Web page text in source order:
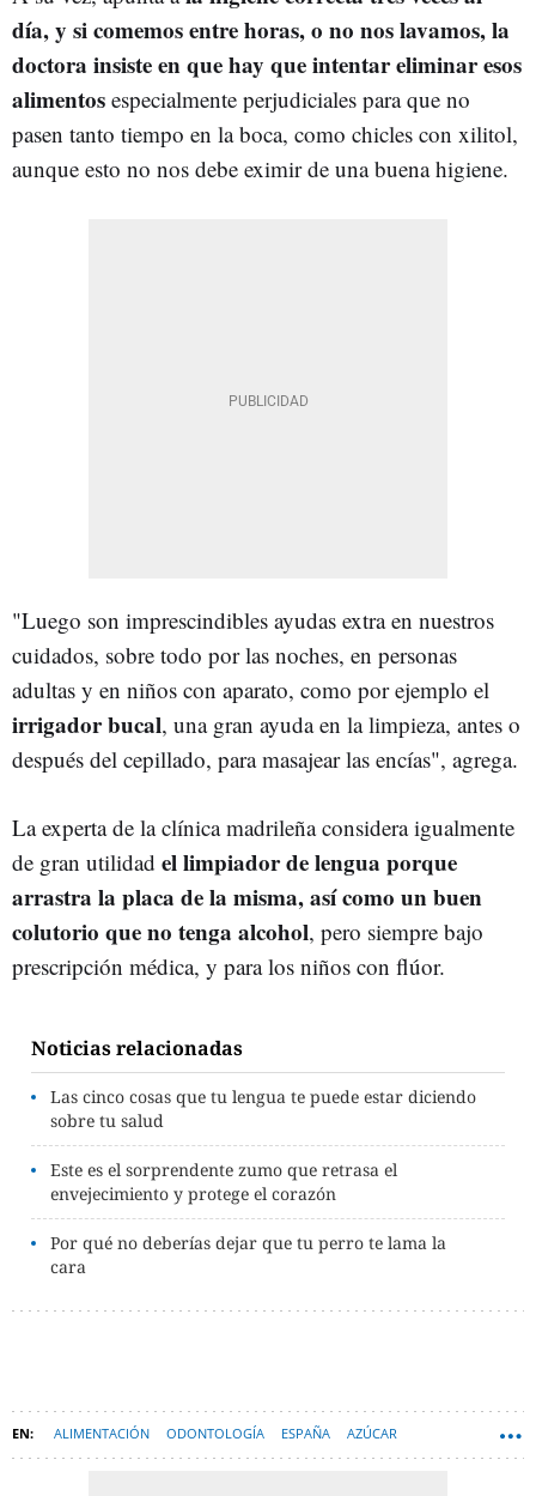
día, y si comemos entre horas, o no nos lavamos, la
doctora insiste en que hay que intentar eliminar esos
alimentos especialmente perjudiciales para que no
pasen tanto tiempo en la boca, como chicles con xilitol,
aunque esto no nos debe eximir de una buena higiene.
"Luego son imprescindibles ayudas extra en nuestros
cuidados, sobre todo por las noches, en personas
adultas y en niños con aparato, como por ejemplo el
irrigador bucal, una gran ayuda en la limpieza, antes o
después del cepillado, para masajear las encías", agrega.
La experta de la clínica madrileña considera igualmente
de gran utilidad el limpiador de lengua porque
arrastra la placa de la misma, así como un buen
colutorio que no tenga alcohol, pero siempre bajo
prescripción médica, y para los niños con flúor.
Noticias relacionadas
Las cinco cosas que tu lengua te puede estar diciendo
sobre tu salud
Este es el sorprendente zumo que retrasa el
envejecimiento y protege el corazón
Por qué no deberías dejar que tu perro te lama la
cara
ALIMENTACIÓN ODONTOLOGÍA ESPAÑA AZÚCAR